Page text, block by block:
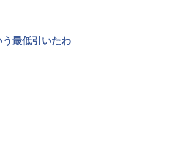
最低引いたわ